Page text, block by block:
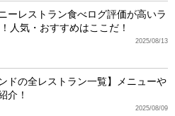
ーレストラン食べログ評価が高いラ
人気・おすすめはここだ！
2025/08/13
ドの全レストラン一覧】メニューや
介！
2025/08/09